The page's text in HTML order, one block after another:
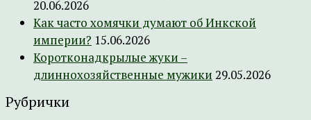
20.06.2026
Как часто хомячки думают об Инкской
империи? 15.06.2026
Коротконадкрылые жуки –
длиннохозяйственные мужики 29.05.2026
Рубрички